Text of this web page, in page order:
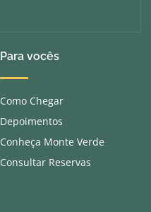
Para vocês
Como Chegar
Depoimentos
Conheça Monte Verde
Consultar Reservas